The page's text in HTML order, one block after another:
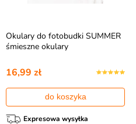
Okulary do fotobudki SUMMER
śmieszne okulary
16,99 zł
do koszyka
Expresowa wysyłka